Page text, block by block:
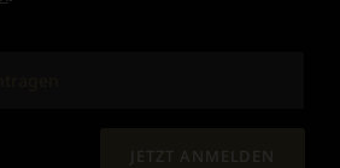
JETZT ANMELDEN